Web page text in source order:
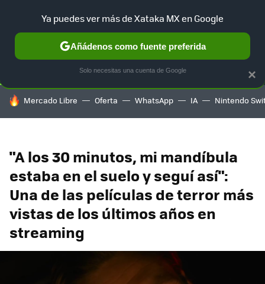
SELECCIÓN GAMING HOME AUTO TERRITORIO
HOY SE HABLA DE
Mercado Libre Oferta WhatsApp IA Nintendo
"A los 30 minutos, mi mandíbula
estaba en el suelo y seguí así":
Una de las películas de terror más
vistas de los últimos años en
streaming
×
Ya puedes ver más de Xataka MX en Google
Añádenos como fuente preferida
Solo necesitas una cuenta de Google